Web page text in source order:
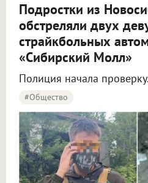
Подростки из
обстреляли двух
страйкбольных
«Сибирский Молл»
Полиция начала проверку.
#Общество